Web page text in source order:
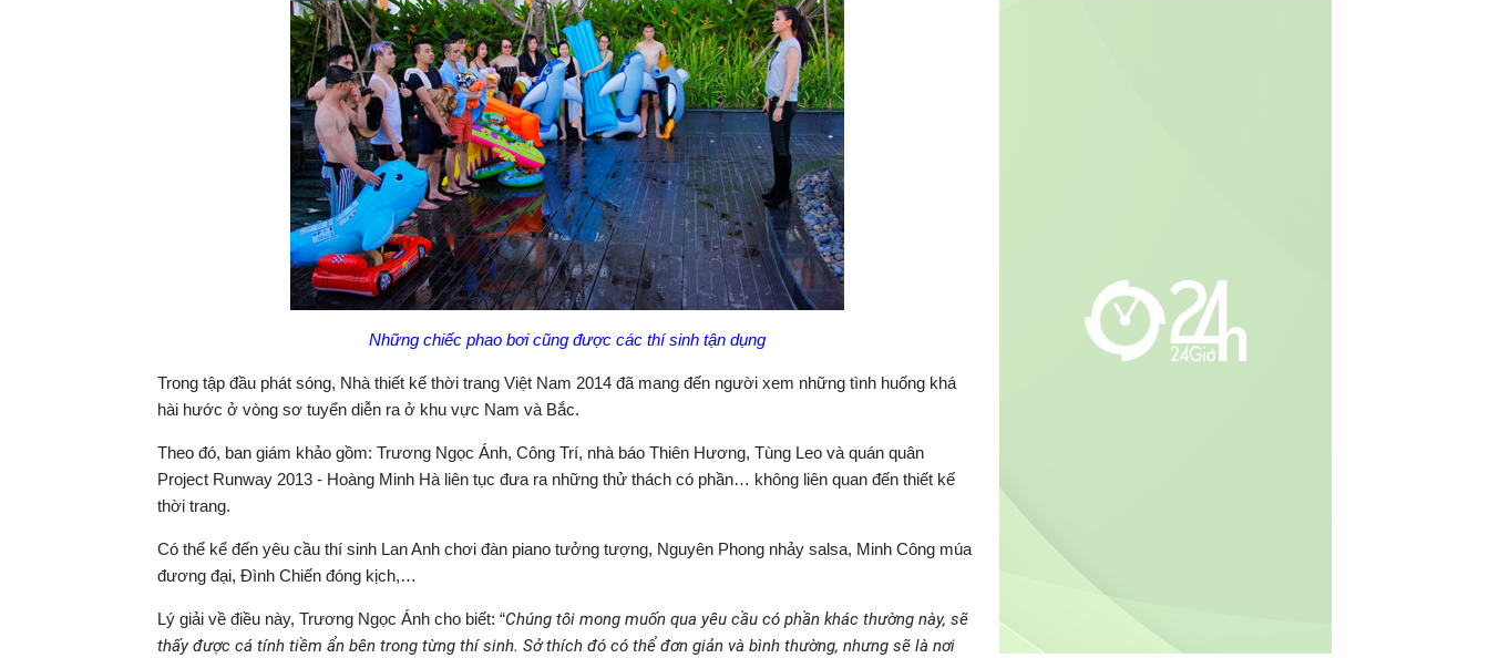
Những chiếc phao bơi cũng được các thí sinh tận dụng
Trong tập đầu phát sóng, Nhà thiết kế thời trang Việt Nam 2014 đã mang đến người xem những tình huống khá
hài hước ở vòng sơ tuyển diễn ra ở khu vực Nam và Bắc.
Theo đó, ban giám khảo gồm: Trương Ngọc Ánh, Công Trí, nhà báo Thiên Hương, Tùng Leo và quán quân
Project Runway 2013 - Hoàng Minh Hà liên tục đưa ra những thử thách có phần… không liên quan đến thiết kế
thời trang.
Có thể kể đến yêu cầu thí sinh Lan Anh chơi đàn piano tưởng tượng, Nguyên Phong nhảy salsa, Minh Công múa
đương đại, Đình Chiến đóng kịch,…
Lý giải về điều này, Trương Ngọc Ánh cho biết: “Chúng tôi mong muốn qua yêu cầu có phần khác thường này, sẽ
thấy được cá tính tiềm ẩn bên trong từng thí sinh. Sở thích đó có thể đơn giản và bình thường, nhưng sẽ là nơi